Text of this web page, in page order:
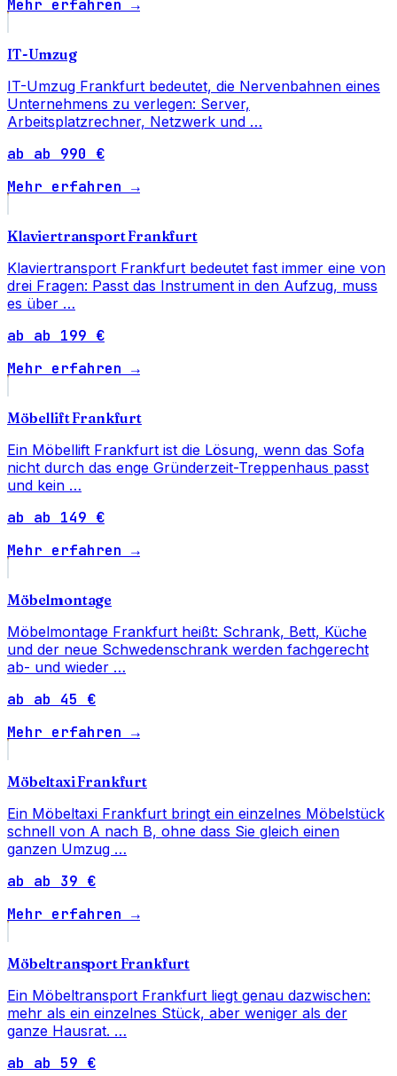
Mehr erfahren →
IT-Umzug
IT-Umzug Frankfurt bedeutet, die Nervenbahnen eines
Unternehmens zu verlegen: Server,
Arbeitsplatzrechner, Netzwerk und …
ab ab 990 €
Mehr erfahren →
Klaviertransport Frankfurt
Klaviertransport Frankfurt bedeutet fast immer eine von
drei Fragen: Passt das Instrument in den Aufzug, muss
es über …
ab ab 199 €
Mehr erfahren →
Möbellift Frankfurt
Ein Möbellift Frankfurt ist die Lösung, wenn das Sofa
nicht durch das enge Gründerzeit-Treppenhaus passt
und kein …
ab ab 149 €
Mehr erfahren →
Möbelmontage
Möbelmontage Frankfurt heißt: Schrank, Bett, Küche
und der neue Schwedenschrank werden fachgerecht
ab- und wieder …
ab ab 45 €
Mehr erfahren →
Möbeltaxi Frankfurt
Ein Möbeltaxi Frankfurt bringt ein einzelnes Möbelstück
schnell von A nach B, ohne dass Sie gleich einen
ganzen Umzug …
ab ab 39 €
Mehr erfahren →
Möbeltransport Frankfurt
Ein Möbeltransport Frankfurt liegt genau dazwischen:
mehr als ein einzelnes Stück, aber weniger als der
ganze Hausrat. …
ab ab 59 €